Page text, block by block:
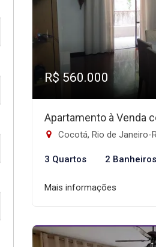
R$ 560.000
Apartamento à Venda
Cocotá, Rio de Janeiro-
3 Quartos 2 Banheiros
Mais informações